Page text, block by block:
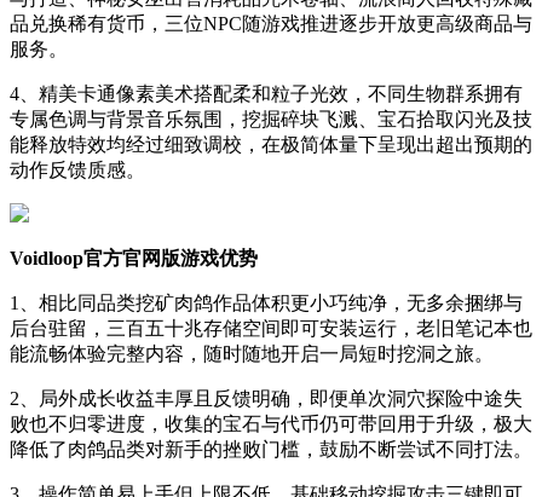
品兑换稀有货币，三位NPC随游戏推进逐步开放更高级商品与
服务。
4、精美卡通像素美术搭配柔和粒子光效，不同生物群系拥有
专属色调与背景音乐氛围，挖掘碎块飞溅、宝石拾取闪光及技
能释放特效均经过细致调校，在极简体量下呈现出超出预期的
动作反馈质感。
Voidloop官方官网版游戏优势
1、相比同品类挖矿肉鸽作品体积更小巧纯净，无多余捆绑与
后台驻留，三百五十兆存储空间即可安装运行，老旧笔记本也
能流畅体验完整内容，随时随地开启一局短时挖洞之旅。
2、局外成长收益丰厚且反馈明确，即便单次洞穴探险中途失
败也不归零进度，收集的宝石与代币仍可带回用于升级，极大
降低了肉鸽品类对新手的挫败门槛，鼓励不断尝试不同打法。